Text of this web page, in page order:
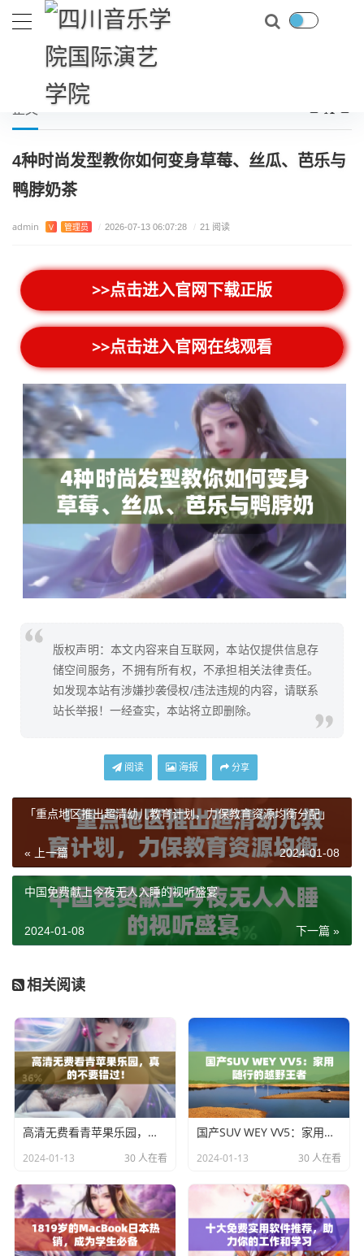
当前位置： 首页 游戏攻略
正文
4种时尚发型教你如何变身草莓、丝瓜、芭乐与
鸭脖奶茶
admin V 管理员 / 2026-07-13 06:07:28 / 21 阅读
>>点击进入官网下载正版
>>点击进入官网在线观看
版权声明：本文内容来自互联网，本站仅提供信息存
储空间服务，不拥有所有权，不承担相关法律责任。
如发现本站有涉嫌抄袭侵权/违法违规的内容，请联系
站长举报！一经查实，本站将立即删除。
阅读 海报 分享
「重点地区推出超清幼儿教育计划，力保教育资源均衡分配」
« 上一篇 2024-01-08
中国免费献上今夜无人入睡的视听盛宴
下一篇 »
2024-01-08
相关阅读
高清无费看青苹果乐园，真的不要错过！
2024-01-13 30 人在看
国产SUV WEY VV5：家用随行的越野王者
2024-01-13 30 人在看